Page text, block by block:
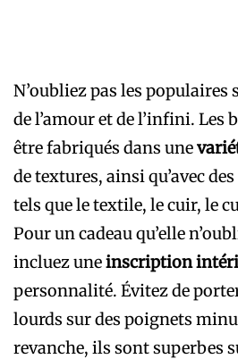
N’oubliez pas les
de l’amour et de l’infini. Les
être fabriqués dans une
de textures, ainsi qu’avec
tels que le textile, le cuir, le
Pour un cadeau qu’elle
incluez uneinscription
personnalité. Évitez de
lourds sur des poignets
revanche, ils sont superbes